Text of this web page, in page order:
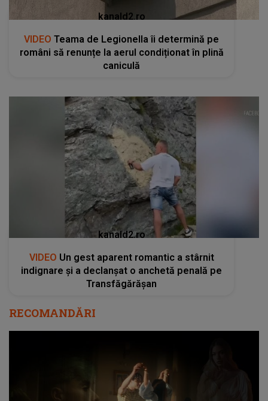
kanald2.ro
VIDEO Teama de Legionella îi determină pe
români să renunțe la aerul condiționat în plină
caniculă
kanald2.ro
VIDEO Un gest aparent romantic a stârnit
indignare și a declanșat o anchetă penală pe
Transfăgărășan
RECOMANDĂRI